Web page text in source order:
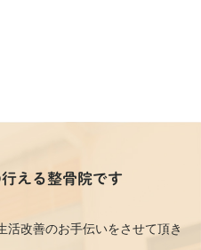
える整骨院です
活改善のお手伝いをさせて頂き